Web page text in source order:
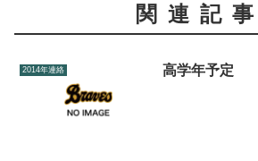
関連記事
2014年連絡 高学年予定